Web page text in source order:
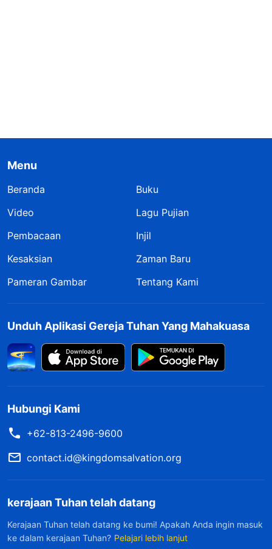
Menu
Beranda
Buku
Video
Lagu Pujian
Pembacaan
Injil
Kesaksian
Zaman Baru
Pameran Gambar
Tentang Kami
Unduh Aplikasi Gereja Tuhan Yang Mahakuasa
Hubungi Kami
+62-813-2496-9600
contact.id@kingdomsalvation.org
kerajaan Tuhan telah datang
Kerajaan Tuhan telah datang ke bumi! Apakah Anda ingin masuk
ke dalam kerajaan Tuhan? Pelajari lebih lanjut